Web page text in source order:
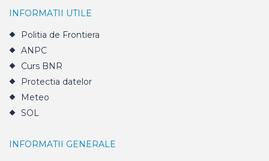
INFORMATII UTILE
Politia de Frontiera
ANPC
Curs BNR
Protectia datelor
Meteo
SOL
INFORMATII GENERALE